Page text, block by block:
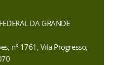
DA GRANDE
nº 1761, Vila Progresso,